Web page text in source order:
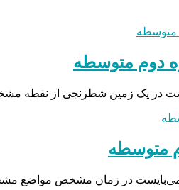
دوم متوسطه
در یک زمین شطرنجی از نقطه
متوسطه
در زمان مشخص مواضع